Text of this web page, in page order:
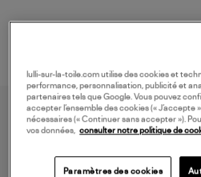
lulli-sur-la-toile.com utilise des cookies et
performance, personnalisation, publicité et
partenaires tels que Google. Vous pouvez
accepter l’ensemble des cookies («
nécessaires (« Continuer sans accepter »).
vos données, consulter notre politique de
Paramètres des cookies